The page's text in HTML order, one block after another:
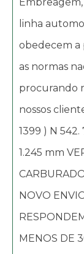
linha
obedecem a
as normas
procurando
nossos
1399 ) N 542.
1.245 mm
NOVO
MENOS DE